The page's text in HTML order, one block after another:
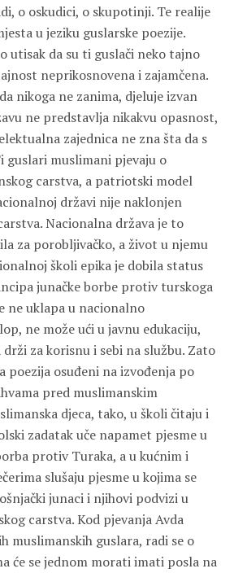
o oskudici, o skupotinji. Te realije
u jeziku guslarske poezije.
utisak da su ti guslači neko tajno
neprikosnovena i zajamčena.
nikoga ne zanima, djeluje izvan
ne predstavlja nikakvu opasnost,
zajednica ne zna šta da s
guslari muslimani pjevaju o
carstva, a patriotski model
državi nije naklonjen
Nacionalna država je to
za porobljivačko, a život u njemu
školi epika je dobila status
junačke borbe protiv turskoga
ne uklapa u nacionalno
ne može ući u javnu edukaciju,
za korisnu i sebi na službu. Zato
poezija osuđeni na izvođenja po
pred muslimanskim
djeca, tako, u školi čitaju i
zadatak uče napamet pjesme u
protiv Turaka, a u kućnim i
slušaju pjesme u kojima se
junaci i njihovi podvizi u
carstva. Kod pjevanja Avda
muslimanskih guslara, radi se o
će se jednom morati imati posla na